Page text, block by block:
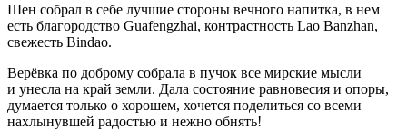
Шен собрал в себе лучшие стороны вечного напитка, в нем
есть благородство Guafengzhai, контрастность Lao Banzhan,
свежесть Bindao.
Верёвка по доброму собрала в пучок все мирские мысли
и унесла на край земли. Дала состояние равновесия и опоры,
думается только о хорошем, хочется поделиться со всеми
нахлынувшей радостью и нежно обнять!